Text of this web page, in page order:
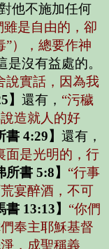
他不施加任何
雖是自由的，卻
”），總要作神
是沒有益處的。
說實話，因為我
】 還有， “污穢
造就人的好
書 4:29】 還有，
面是光明的，行
所書 5:8】 “行事
宴醉酒，不可
書 13:13】 “你們
奉主耶穌基督
，成聖稱義